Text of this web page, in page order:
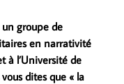
un groupe de
en narrativité
à l’Université de
dites que « la